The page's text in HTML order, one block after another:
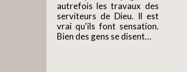
autrefois les travaux des
serviteurs de Dieu. Il est
vrai qu'ils font sensation.
Bien des gens se disent…